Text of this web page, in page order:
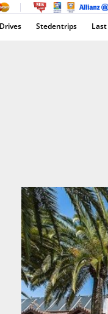
Stedentrips